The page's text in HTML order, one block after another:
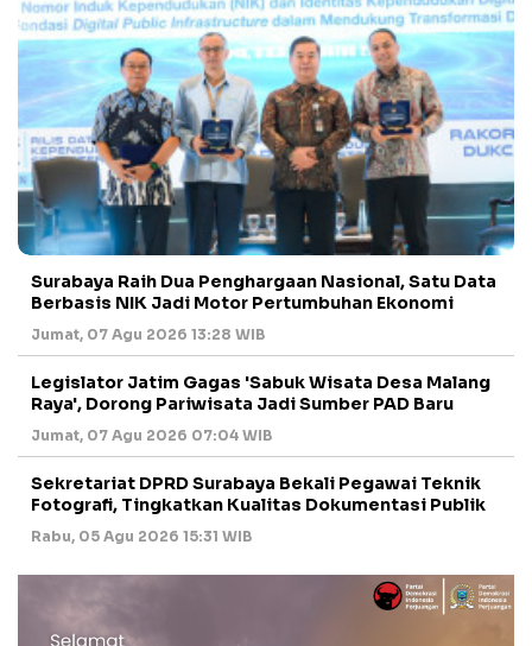
Surabaya Raih Dua Penghargaan Nasional, Satu Data
Berbasis NIK Jadi Motor Pertumbuhan Ekonomi
Jumat, 07 Agu 2026 13:28 WIB
Legislator Jatim Gagas 'Sabuk Wisata Desa Malang
Raya', Dorong Pariwisata Jadi Sumber PAD Baru
Jumat, 07 Agu 2026 07:04 WIB
Sekretariat DPRD Surabaya Bekali Pegawai Teknik
Fotografi, Tingkatkan Kualitas Dokumentasi Publik
Rabu, 05 Agu 2026 15:31 WIB